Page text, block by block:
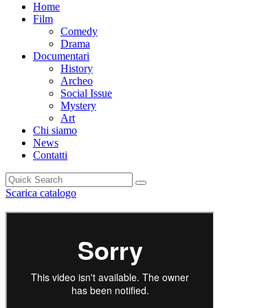
Home
Film
Comedy
Drama
Documentari
History
Archeo
Social Issue
Mystery
Art
Chi siamo
News
Contatti
Scarica catalogo